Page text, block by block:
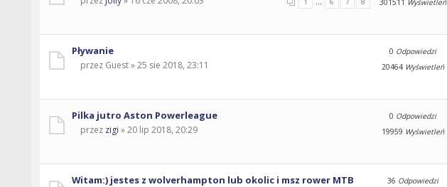
301511 Wyświetleń
Pływanie
przez Guest » 25 sie 2018, 23:11
0 Odpowiedzi
20464 Wyświetleń
Pilka jutro Aston Powerleague
przez zigi » 20 lip 2018, 20:29
0 Odpowiedzi
19959 Wyświetleń
Witam:) jestes z wolverhampton lub okolic i msz rower MTB 36 Odpowiedzi